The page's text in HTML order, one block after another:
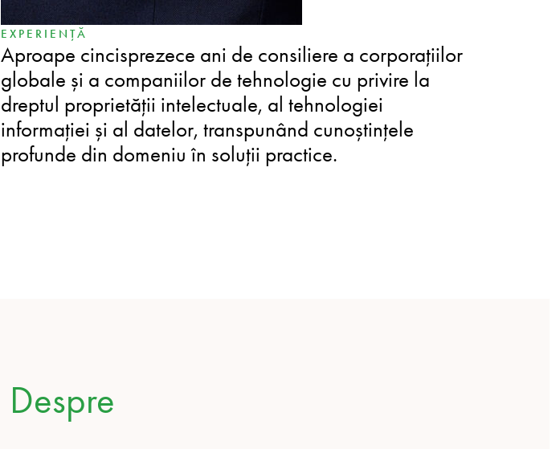
EXPERIENȚĂ
Aproape cincisprezece ani de consiliere a corporațiilor
globale și a companiilor de tehnologie cu privire la
dreptul proprietății intelectuale, al tehnologiei
informației și al datelor, transpunând cunoștințele
profunde din domeniu în soluții practice.
Despre